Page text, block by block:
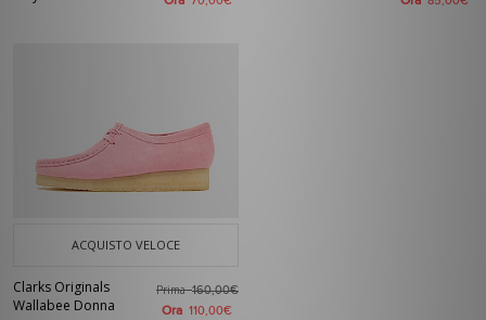
ACQUISTO VELOCE
Clarks Originals
Wallabee Donna
Prima160,00€
Ora 110,00€